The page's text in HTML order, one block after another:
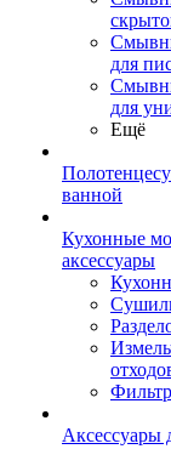
для
для
Ещё
ванной
Кухонные
аксессуары
Аксессуары